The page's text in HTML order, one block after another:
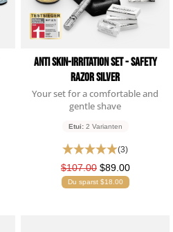
Anti Skin-Irritation Set - Safety
Razor Silver
Your set for a comfortable and
gentle shave
Etui: 2 Varianten
(3)
$107.00$89.00
Du sparst $18.00